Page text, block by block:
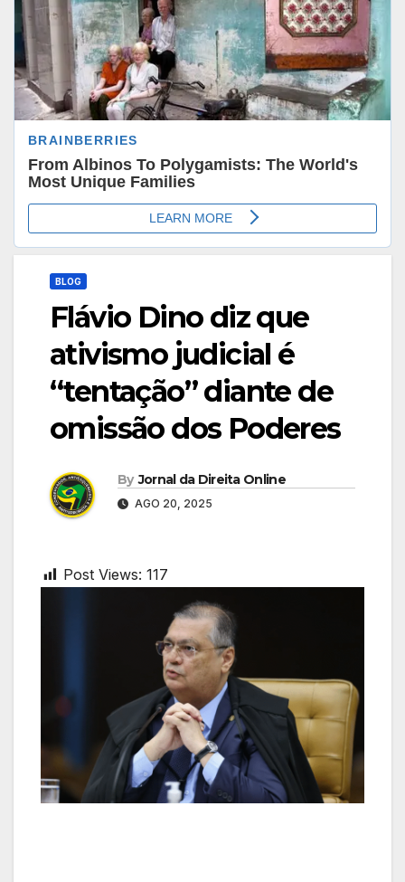
BLOG
Flávio Dino diz que
ativismo judicial é
“tentação” diante de
omissão dos Poderes
By Jornal da Direita Online
AGO 20, 2025
Post Views: 117